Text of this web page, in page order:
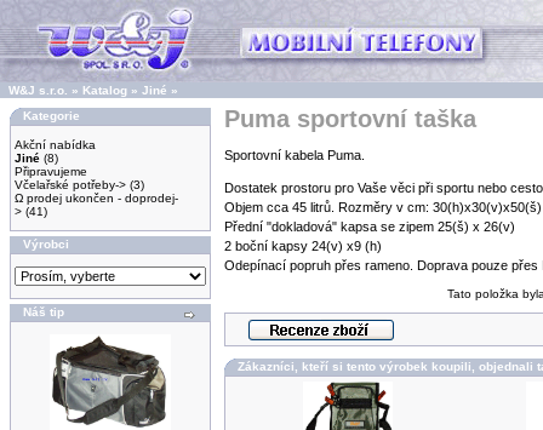
W&J s.r.o. » Katalog » Jiné »
Kategorie
Akční nabídka
Jiné (8)
Připravujeme
Včelařské potřeby-> (3)
Ω prodej ukončen - doprodej-
> (41)
Výrobci
Náš tip
Puma sportovní taška
Sportovní kabela Puma.
Dostatek prostoru pro Vaše věci při sportu nebo
Objem cca 45 litrů. Rozměry v cm: 30(h)x30(v)x50(š)
Přední "dokladová" kapsa se zipem 25(š) x 26(v)
2 boční kapsy 24(v) x9 (h)
Odepínací popruh přes rameno. Doprava pouze přes
Tato položka
Zákazníci, kteří si tento výrobek koupili, objednali